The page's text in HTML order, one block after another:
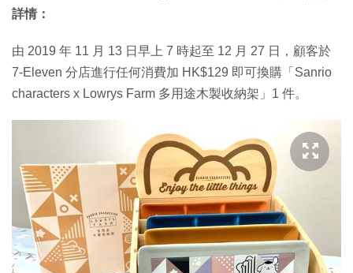
詳情：
由 2019 年 11 月 13 日早上 7 時起至 12 月 27 日，顧客於
7-Eleven 分店進行任何消費加 HK$129 即可換購「Sanrio
characters x Lowrys Farm 多用途木製收納架」1 件。